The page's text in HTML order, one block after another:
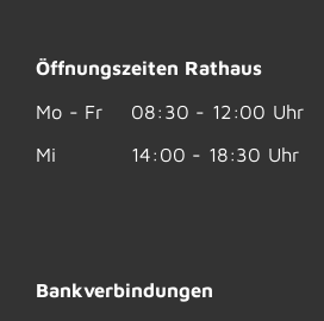
Öffnungszeiten Rathaus
Mo - Fr
08:30 - 12:00 Uhr
Mi
14:00 - 18:30 Uhr
Bankverbindungen